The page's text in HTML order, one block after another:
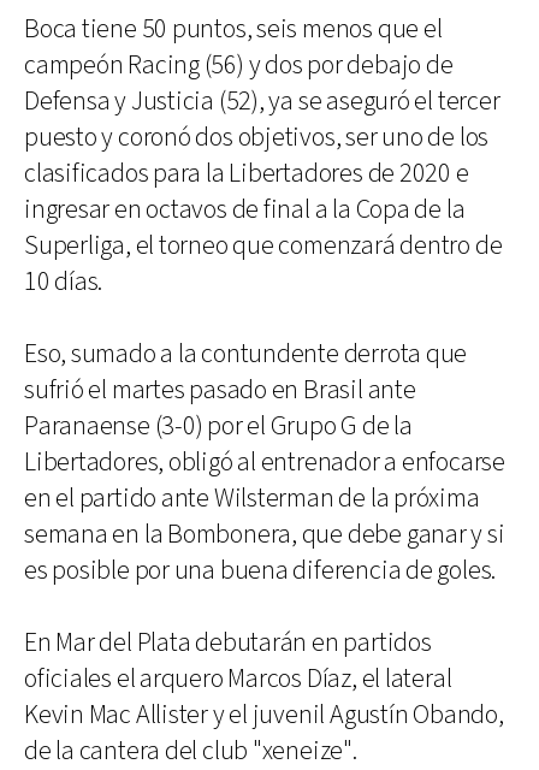
Boca tiene 50 puntos, seis menos que el
campeón Racing (56) y dos por debajo de
Defensa y Justicia (52), ya se aseguró el tercer
puesto y coronó dos objetivos, ser uno de los
clasificados para la Libertadores de 2020 e
ingresar en octavos de final a la Copa de la
Superliga, el torneo que comenzará dentro de
10 días.
Eso, sumado a la contundente derrota que
sufrió el martes pasado en Brasil ante
Paranaense (3-0) por el Grupo G de la
Libertadores, obligó al entrenador a enfocarse
en el partido ante Wilsterman de la próxima
semana en la Bombonera, que debe ganar y si
es posible por una buena diferencia de goles.
En Mar del Plata debutarán en partidos
oficiales el arquero Marcos Díaz, el lateral
Kevin Mac Allister y el juvenil Agustín Obando,
de la cantera del club "xeneize".